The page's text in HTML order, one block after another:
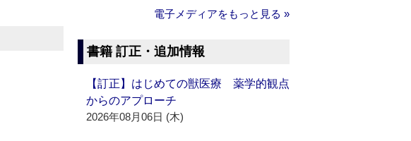
電子メディアをもっと見る »
書籍 訂正・追加情報
【訂正】はじめての獣医療 薬学的観点
からのアプローチ
2026年08月06日 (木)